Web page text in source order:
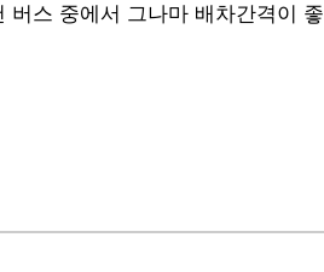
버스 중에서 그나마 배차간격이 좋